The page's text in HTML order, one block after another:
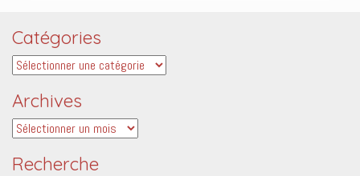
Catégories
Catégories
Archives
Archives
Recherche